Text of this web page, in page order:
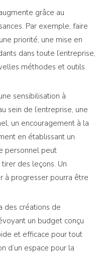
grâce au
Par exemple, faire
priorité, une mise en
dans toute l’entreprise,
méthodes et outils
sensibilisation à
sein de l’entreprise, une
un encouragement à la
en établissant un
personnel peut
des leçons. Un
à progresser pourra être
des créations de
un budget conçu
et efficace pour tout
d’un espace pour la